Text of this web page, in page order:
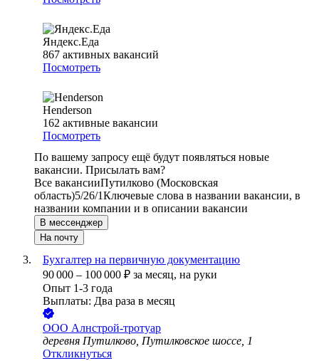
Яндекс.Еда
867 активных вакансий
Посмотреть
Henderson
162 активные вакансии
Посмотреть
По вашему запросу ещё будут появляться новые
вакансии. Присылать вам?
Все вакансииПутилково (Московская
область)5/26/1Ключевые слова в названии вакансии, в
названии компании и в описании вакансии
В мессенджер
На почту
Бухгалтер на первичную документацию
90 000 – 100 000 ₽ за месяц, на руки
Опыт 1-3 года
Выплаты: Два раза в месяц
ООО Алнстрой-тротуар
деревня Путилково, Путилковское шоссе, 1
Откликнуться